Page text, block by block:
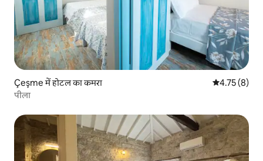
Çeşme में होटल का कमरा औसत रेटिंग 5
4.75 (8)
पीला